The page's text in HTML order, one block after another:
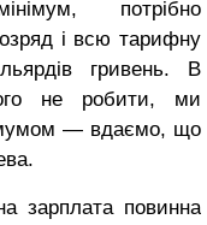
потрібно
і всю тарифну
гривень. В
не робити, ми
— вдаємо, що
зарплата повинна